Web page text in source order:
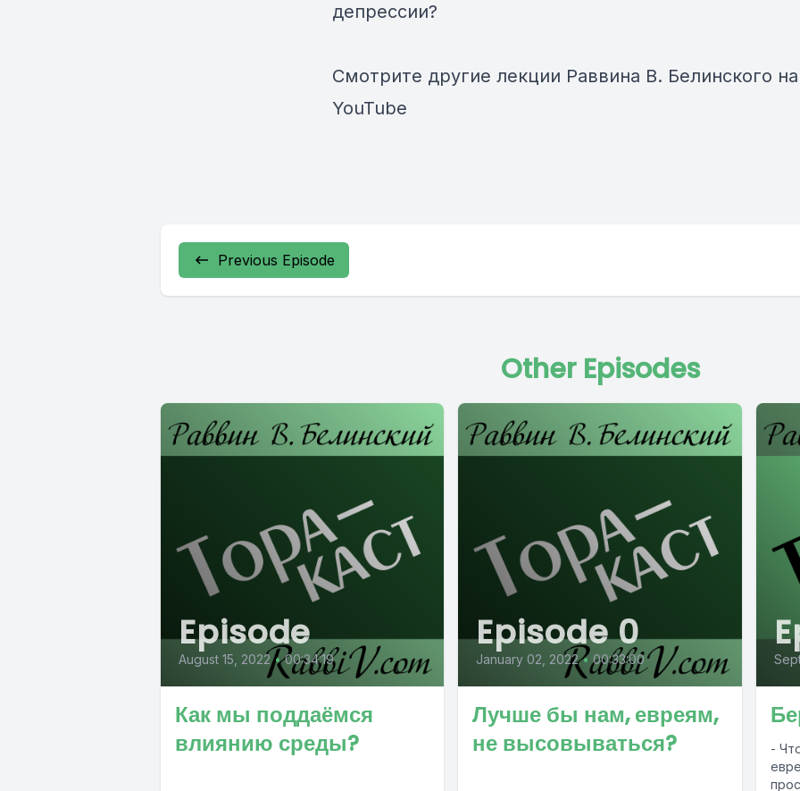
депрессии?
Смотрите другие лекции Раввина В. Белинского на
YouTube
Previous Episode
Other Episodes
Episode
August 15, 2022 • 00:34:19
Как мы поддаёмся
влиянию среды?
Episode 0
January 02, 2022 • 00:33:00
Лучше бы нам, евреям,
не высовываться?
-